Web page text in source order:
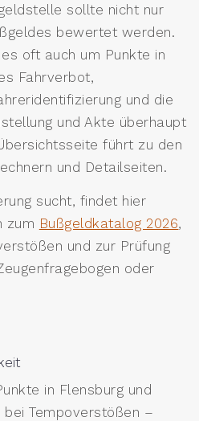
sollte nicht nur
bewertet werden.
oft auch um Punkte in
Fahrverbot,
und die
und Akte überhaupt
führt zu den
und Detailseiten.
sucht, findet hier
zum Bußgeldkatalog 2026,
und zur Prüfung
oder
in Flensburg und
bei Tempoverstößen –